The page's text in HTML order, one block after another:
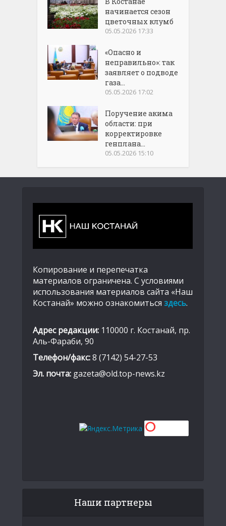
начинается сезон
цветочных клумб
05.05.2026 17:33
«Опасно и
неправильно»: так
заявляет о подводе
газа...
05.05.2026 17:02
Поручение акима
области: при
корректировке
генплана...
05.05.2026 15:10
Копирование и перепечатка
материалов ограничена. С условиями
использования материалов сайта «Наш
Костанай» можно ознакомиться здесь.
Адрес редакции: 110000 г. Костанай, пр.
Аль-Фараби, 90
Телефон/факс:8 (7142) 54-27-53
Эл. почта: gazeta@old.top-news.kz
Наши партнеры